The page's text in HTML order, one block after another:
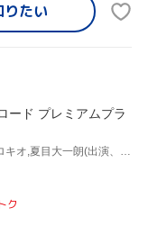
りたい
ード プレミアムプラ
内野未来,福谷孝宏,安藤ヒロキオ,夏目大一朗(出演、監督、脚本)
ク